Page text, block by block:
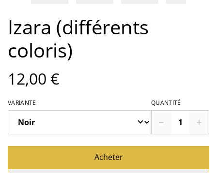
Izara (différents
coloris)
12,00 €
VARIANTE QUANTITÉ
Acheter